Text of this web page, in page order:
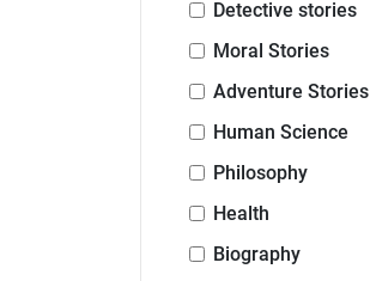
Detective stories
Moral Stories
Adventure Stories
Human Science
Philosophy
Health
Biography